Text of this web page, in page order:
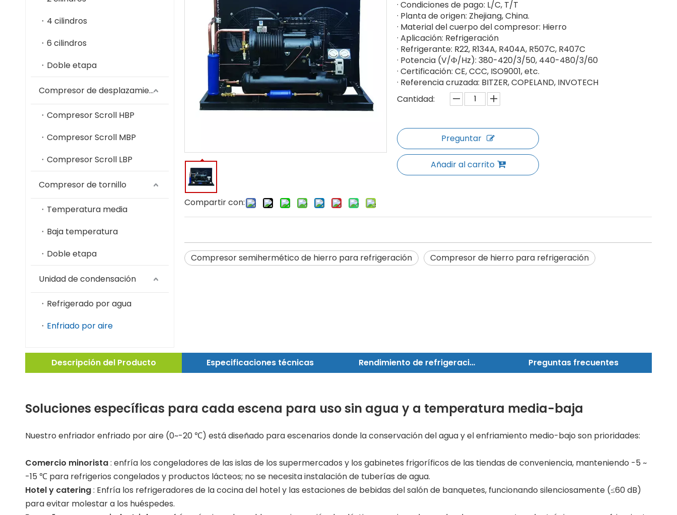
4 cilindros
6 cilindros
Doble etapa
Compresor de desplazamiento
Compresor Scroll HBP
Compresor Scroll MBP
Compresor Scroll LBP
Compresor de tornillo
Temperatura media
Baja temperatura
Doble etapa
Unidad de condensación
Refrigerado por agua
Enfriado por aire
Compartir con:
· Condiciones de pago: L/C, T/T
· Planta de origen: Zhejiang, China.
· Material del cuerpo del compresor: Hierro
· Aplicación: Refrigeración
· Refrigerante: R22, R134A, R404A, R507C, R407C
· Potencia (V/Ф/Hz): 380-420/3/50, 440-480/3/60
· Certificación: CE, CCC, ISO9001, etc.
· Referencia cruzada: BITZER, COPELAND, INVOTECH
Cantidad:
Preguntar
Añadir al carrito
Compresor semihermético de hierro para refrigeración Compresor de hierro para refrigeración
Descripción del Producto Especificaciones técnicas Rendimiento de refrigeración Preguntas frecuentes
Soluciones específicas para cada escena para uso sin agua y a temperatura media-baja
Nuestro enfriador enfriado por aire (0~-20 ℃) ​​está diseñado para escenarios donde la conservación del agua y el enfriamiento medio-bajo son prioridades:
Comercio minorista: enfría los congeladores de las islas de los supermercados y los gabinetes frigoríficos de las tiendas de conveniencia, manteniendo -5 ~
-15 ℃ para refrigerios congelados y productos lácteos; no se necesita instalación de tuberías de agua.
Hotel y catering: Enfría los refrigeradores de la cocina del hotel y las estaciones de bebidas del salón de banquetes, funcionando silenciosamente (≤60 dB)
para evitar molestar a los huéspedes.